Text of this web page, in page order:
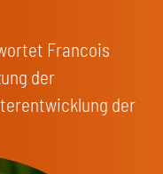
Francois
der
der